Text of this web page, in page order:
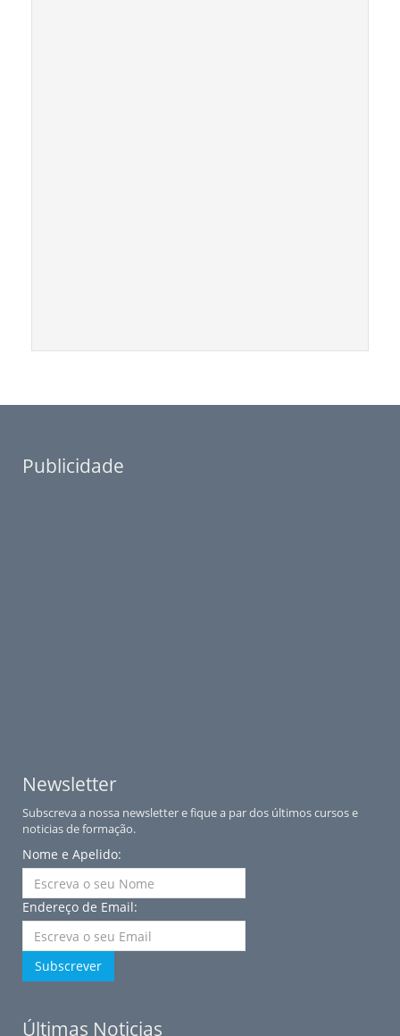
Publicidade
Newsletter
Subscreva a nossa newsletter e fique a par dos últimos cursos e
noticias de formação.
Nome e Apelido:
Endereço de Email:
Subscrever
Últimas Noticias